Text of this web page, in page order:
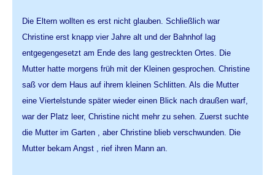
Die Eltern wollten es erst nicht glauben. Schließlich war
Christine erst knapp vier Jahre alt und der Bahnhof lag
entgegengesetzt am Ende des lang gestreckten Ortes. Die
Mutter hatte morgens früh mit der Kleinen gesprochen. Christine
saß vor dem Haus auf ihrem kleinen Schlitten. Als die Mutter
eine Viertelstunde später wieder einen Blick nach draußen warf,
war der Platz leer, Christine nicht mehr zu sehen. Zuerst suchte
die Mutter im Garten , aber Christine blieb verschwunden. Die
Mutter bekam Angst , rief ihren Mann an.